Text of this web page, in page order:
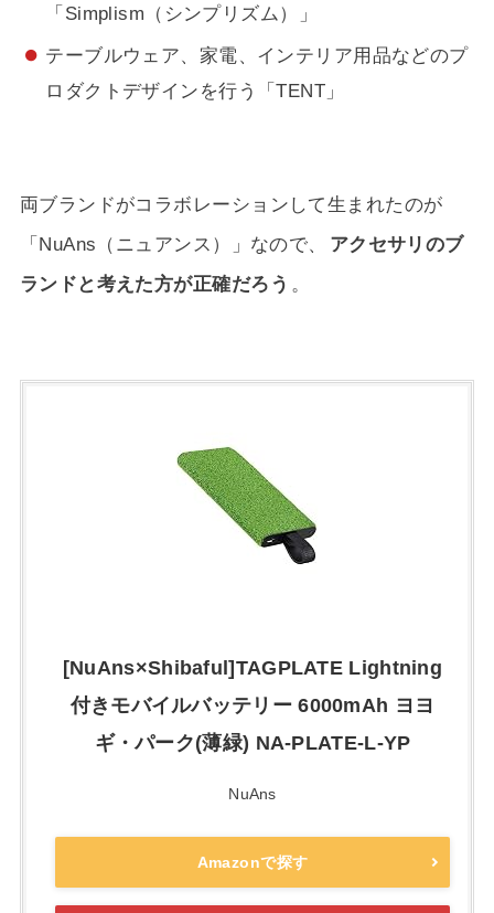
「Simplism（シンプリズム）」
テーブルウェア、家電、インテリア用品などのプ
ロダクトデザインを行う「TENT」
両ブランドがコラボレーションして生まれたのが
「NuAns（ニュアンス）」なので、
アクセサリのブ
ランドと考えた方が正確だろう 。
[NuAns×Shibaful]TAGPLATE Lightning
付きモバイルバッテリー 6000mAh ヨヨ
ギ・パーク(薄緑) NA-PLATE-L-YP
NuAns
Amazonで探す